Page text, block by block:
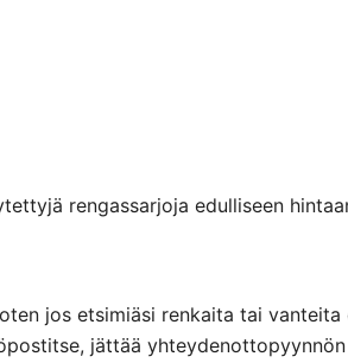
rengassarjoja edulliseen
jos etsimiäsi renkaita tai
jättää